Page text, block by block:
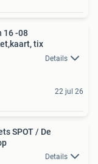
16 -08
tix
Details
22 jul 26
SPOT / De
Details